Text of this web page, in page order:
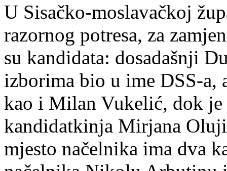
U Sisačko-moslavačkoj
razornog potresa, za
su kandidata: dosadašnji
izborima bio u ime DSS-a,
kao i Milan Vukelić, dok je
kandidatkinja Mirjana
mjesto načelnika ima dva